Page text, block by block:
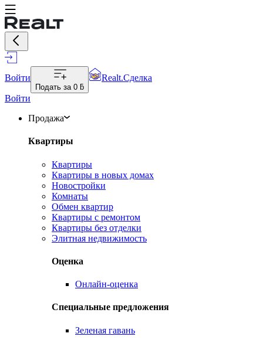
Войти
Подать за 0 ƃ
Realt.Сделка
Войти
Продажа
Квартиры
Квартиры
Квартиры в новых домах
Новостройки
Комнаты
Обмен квартир
Квартиры с ремонтом
Квартиры без отделки
Элитная недвижимость
Оценка
Онлайн-оценка
Специальные предложения
Зеленая гавань